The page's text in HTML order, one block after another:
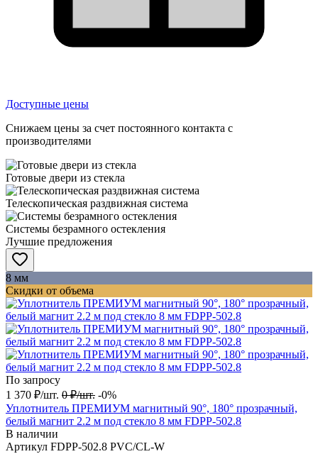
Доступные цены
Снижаем цены за счет постоянного контакта с
производителями
Готовые двери из стекла
Телескопическая раздвижная система
Системы безрамного остекления
Лучшие предложения
8 мм
Скидки от объема
По запросу
1 370 ₽/шт. 0 ₽/шт. -0%
Уплотнитель ПРЕМИУМ магнитный 90°, 180° прозрачный,
белый магнит 2.2 м под стекло 8 мм FDPP-502.8
В наличии
Артикул FDPP-502.8 PVC/CL-W